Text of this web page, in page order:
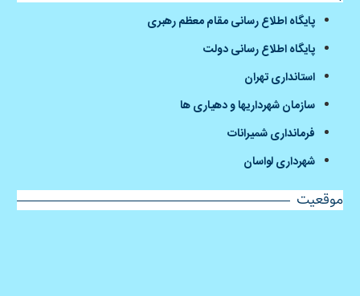
پایگاه اطلاع رسانی مقام معظم رهبری
پایگاه اطلاع رسانی دولت
استانداری تهران
سازمان شهرداریها و دهیاری ها
فرمانداری شمیرانات
شهرداری لواسان
موقعیت